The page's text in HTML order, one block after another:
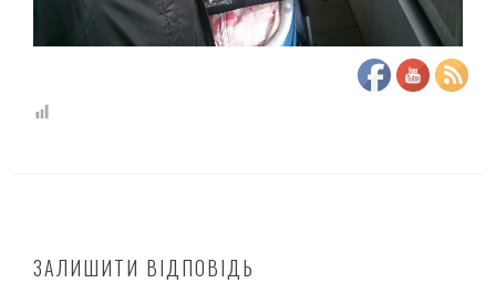
ЗАЛИШИТИ ВІДПОВІДЬ